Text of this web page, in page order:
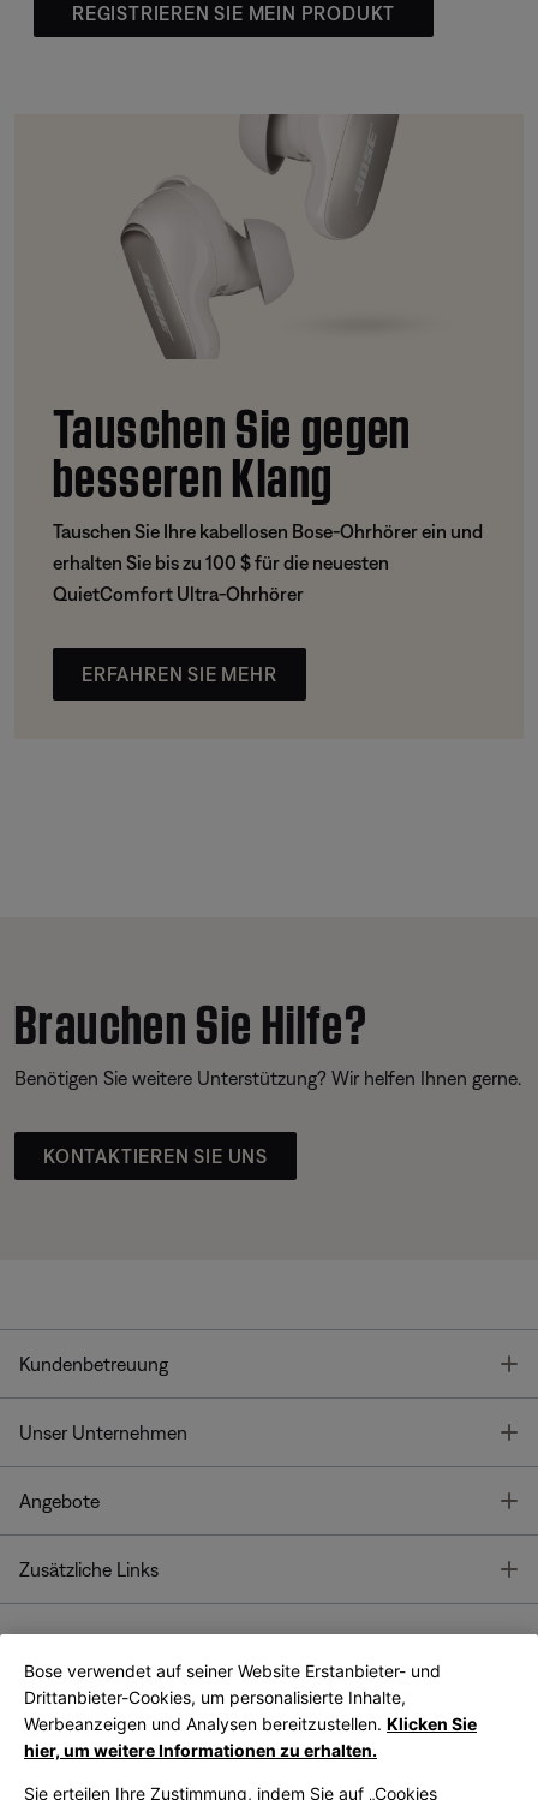
REGISTRIEREN SIE MEIN PRODUKT
Tauschen Sie gegen
besseren Klang
Tauschen Sie Ihre kabellosen Bose-Ohrhörer ein und
erhalten Sie bis zu 100 $ für die neuesten
QuietComfort Ultra-Ohrhörer
ERFAHREN SIE MEHR
Brauchen Sie Hilfe?
Benötigen Sie weitere Unterstützung? Wir helfen Ihnen gerne.
KONTAKTIEREN SIE UNS
Kundenbetreuung
Unser Unternehmen
Angebote
Zusätzliche Links
Bose App
Bose Connect
App
Bose verwendet auf seiner Website Erstanbieter- und
Drittanbieter-Cookies, um personalisierte Inhalte,
Werbeanzeigen und Analysen bereitzustellen. Klicken Sie
hier, um weitere Informationen zu erhalten.
Sie erteilen Ihre Zustimmung, indem Sie auf „Cookies